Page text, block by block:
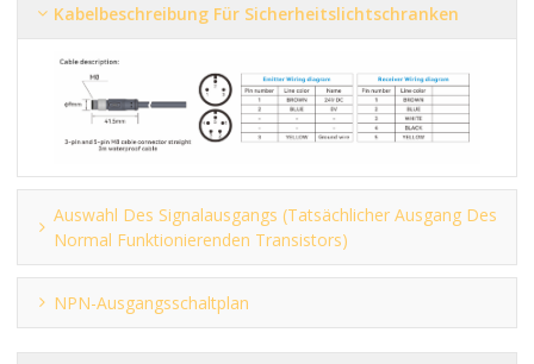
Kabelbeschreibung Für Sicherheitslichtschranken
Auswahl Des Signalausgangs (tatsächlicher Ausgang Des
Normal Funktionierenden Transistors)
NPN-Ausgangsschaltplan